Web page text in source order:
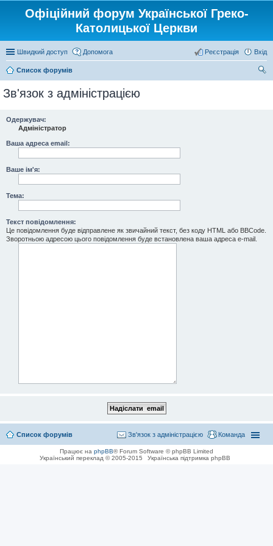
Офіційний форум Української Греко-
Католицької Церкви
Швидкий доступ Допомога Вхід
Реєстрація
Список форумів
Зв'язок з адміністрацією
Одержувач:
Адміністратор
Ваша адреса email:
Ваше ім'я:
Тема:
Текст повідомлення:
Це повідомлення буде відправлене як звичайний текст, без коду HTML або BBCode.
Зворотньою адресою цього повідомлення буде встановлена ваша адреса e-mail.
Список форумів Команда
Зв'язок з адміністрацією
Працює на phpBB® Forum Software © phpBB Limited
Український переклад © 2005-2015
Українська підтримка phpBB